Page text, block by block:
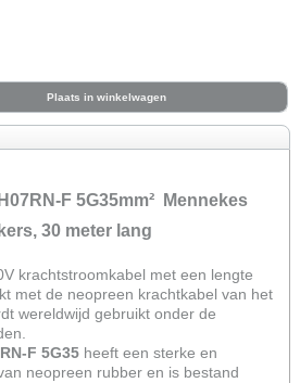
Plaats in winkelwagen
F 5G35mm² Mennekes
30 meter lang
krachtstroomkabel met een lengte
met de neopreen krachtkabel van het
wereldwijd gebruikt onder de
F 5G35 heeft een sterke en
neopreen rubber en is bestand